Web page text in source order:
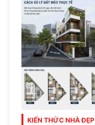
KIẾN THỨC NHÀ ĐẸP